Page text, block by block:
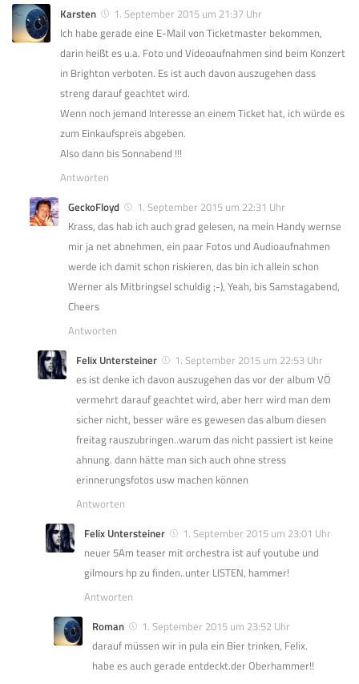
Karsten
1. September 2015 um 21:37 Uhr
Ich habe gerade eine E-Mail von Ticketmaster bekommen,
darin heißt es u.a. Foto und Videoaufnahmen sind beim Konzert
in Brighton verboten. Es ist auch davon auszugehen dass
streng darauf geachtet wird.
Wenn noch jemand Interesse an einem Ticket hat, ich würde es
zum Einkaufspreis abgeben.
Also dann bis Sonnabend !!!
Antworten
GeckoFloyd
1. September 2015 um 22:31 Uhr
Krass, das hab ich auch grad gelesen, na mein Handy wernse
mir ja net abnehmen, ein paar Fotos und Audioaufnahmen
werde ich damit schon riskieren, das bin ich allein schon
Werner als Mitbringsel schuldig ;-), Yeah, bis Samstagabend,
Cheers
Antworten
Felix Untersteiner
1. September 2015 um 22:53 Uhr
es ist denke ich davon auszugehen das vor der album VÖ
vermehrt darauf geachtet wird, aber herr wird man dem
sicher nicht, besser wäre es gewesen das album diesen
freitag rauszubringen..warum das nicht passiert ist keine
ahnung. dann hätte man sich auch ohne stress
erinnerungsfotos usw machen können
Antworten
Felix Untersteiner
1. September 2015 um 23:01 Uhr
neuer 5Am teaser mit orchestra ist auf youtube und
gilmours hp zu finden..unter LISTEN, hammer!
Antworten
Roman
1. September 2015 um 23:52 Uhr
darauf müssen wir in pula ein Bier trinken, Felix.
habe es auch gerade entdeckt.der Oberhammer!!